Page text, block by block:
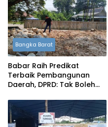
Bangka Barat
Babar Raih Predikat
Terbaik Pembangunan
Daerah, DPRD: Tak Boleh